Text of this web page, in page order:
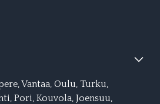
,Vantaa,Oulu,Turku,
Pori,Kouvola,Joensuu,